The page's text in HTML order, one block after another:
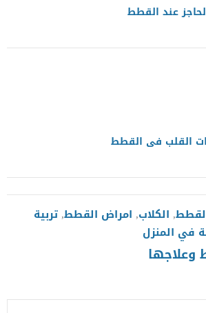
عند القطط
القلب فى القطط
, الكلاب, امراض القطط,تربية
في المنزل
وعلاجها